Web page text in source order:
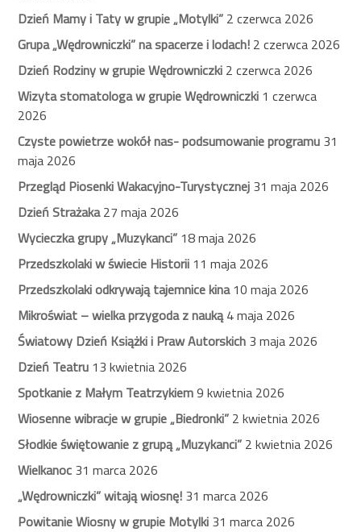
Dzień Mamy i Taty w grupie „Motylki” 2 czerwca 2026
Grupa „Wędrowniczki” na spacerze i lodach! 2 czerwca 2026
Dzień Rodziny w grupie Wędrowniczki 2 czerwca 2026
Wizyta stomatologa w grupie Wędrowniczki 1 czerwca
2026
Czyste powietrze wokół nas- podsumowanie programu 31
maja 2026
Przegląd Piosenki Wakacyjno-Turystycznej 31 maja 2026
Dzień Strażaka27 maja 2026
Wycieczka grupy „Muzykanci” 18 maja 2026
Przedszkolaki w świecie Historii 11 maja 2026
Przedszkolaki odkrywają tajemnice kina10 maja 2026
Mikroświat – wielka przygoda z nauką4 maja 2026
Światowy Dzień Książki i Praw Autorskich 3 maja 2026
Dzień Teatru 13 kwietnia 2026
Spotkanie z Małym Teatrzykiem9 kwietnia 2026
Wiosenne wibracje w grupie „Biedronki” 2 kwietnia 2026
Słodkie świętowanie z grupą „Muzykanci” 2 kwietnia 2026
Wielkanoc 31 marca 2026
„Wędrowniczki” witają wiosnę! 31 marca 2026
Powitanie Wiosny w grupie Motylki 31 marca 2026